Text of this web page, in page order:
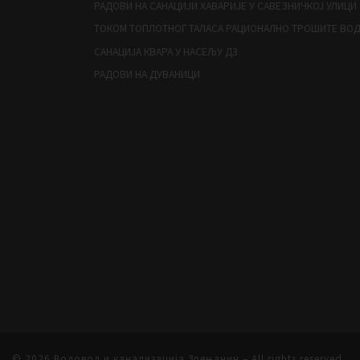
РАДОВИ НА САНАЦИЈИ ХАВАРИЈЕ У САВЕЗНИЧКОЈ УЛИЦИ
ТОКОМ ТОПЛОТНОГ ТАЛАСА РАЦИОНАЛНО ТРОШИТЕ
САНАЦИЈА КВАРА У НАСЕЉУ Д3
РАДОВИ НА ДУВАНИЦИ